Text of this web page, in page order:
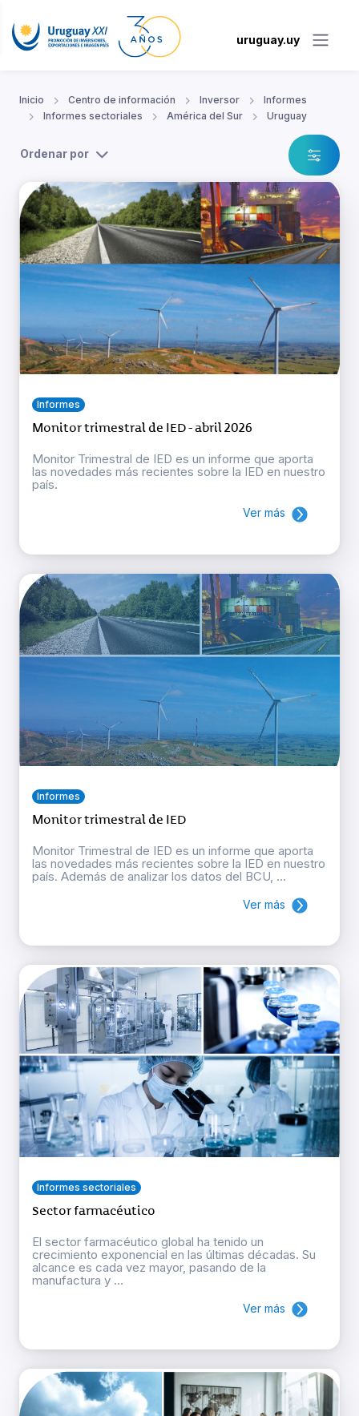
uruguay.uy
Inicio Centro de información Inversor
Informes
Informes sectoriales
América del Sur Uruguay
Ordenar por
Informes
Monitor trimestral de IED - abril 2026
Monitor Trimestral de IED es un informe que aporta
las novedades más recientes sobre la IED en nuestro
país.
Ver más
Informes
Monitor trimestral de IED
Monitor Trimestral de IED es un informe que aporta
las novedades más recientes sobre la IED en nuestro
país. Además de analizar los datos del BCU, ...
Ver más
Informes sectoriales
Sector farmacéutico
El sector farmacéutico global ha tenido un
crecimiento exponencial en las últimas décadas. Su
alcance es cada vez mayor, pasando de la
manufactura y ...
Ver más